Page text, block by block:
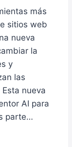
más
sitios web
nueva
la
y
las
nueva
AI para
parte…